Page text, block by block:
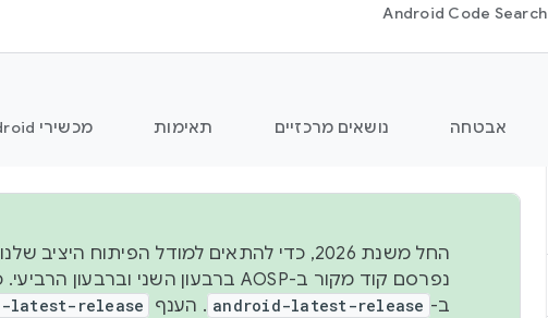
Android Code Search
אבטחה נושאים מרכזיים תאימות מכשירי Android
החל משנת 2026, כדי להתאים למודל הפיתוח
ב- android-latest-release . הענף latest-release